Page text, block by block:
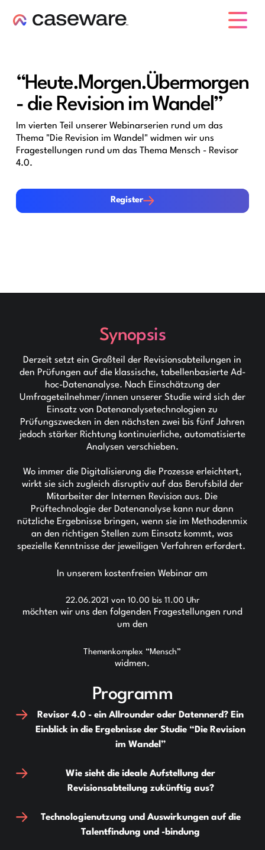
“Heute.Morgen.Übermorgen
- die Revision im Wandel”
Im vierten Teil unserer Webinarserien rund um das
Thema "Die Revision im Wandel" widmen wir uns
Fragestellungen rund um das Thema Mensch - Revisor
4.0.
Register
Register
Synopsis
Derzeit setzt ein Großteil der Revisionsabteilungen in
den Prüfungen auf die klassische, tabellenbasierte Ad-
hoc-Datenanalyse. Nach Einschätzung der
Umfrageteilnehmer/innen unserer Studie wird sich der
Einsatz von Datenanalysetechnologien zu
Prüfungszwecken in den nächsten zwei bis fünf Jahren
jedoch stärker Richtung kontinuierliche, automatisierte
Analysen verschieben.
Wo immer die Digitalisierung die Prozesse erleichtert,
wirkt sie sich zugleich disruptiv auf das Berufsbild der
Mitarbeiter der Internen Revision aus. Die
Prüftechnologie der Datenanalyse kann nur dann
nützliche Ergebnisse bringen, wenn sie im Methodenmix
an den richtigen Stellen zum Einsatz kommt, was
spezielle Kenntnisse der jeweiligen Verfahren erfordert.
In unserem kostenfreien Webinar am
22.06.2021 von 10.00 bis 11.00 Uhr
möchten wir uns den folgenden Fragestellungen rund
um den
Themenkomplex “Mensch”
widmen.
Programm
Revisor 4.0 - ein Allrounder oder Datennerd? Ein
Einblick in die Ergebnisse der Studie “Die Revision
im Wandel”
Wie sieht die ideale Aufstellung der
Revisionsabteilung zukünftig aus?
Technologienutzung und Auswirkungen auf die
Talentfindung und -bindung